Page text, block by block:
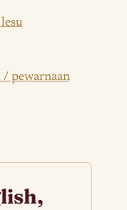
pewarnaan